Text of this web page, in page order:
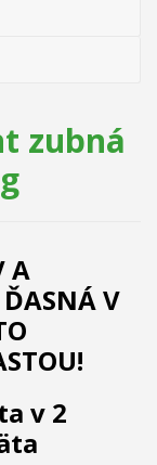
zubná
A
ĎASNÁ V
v 2